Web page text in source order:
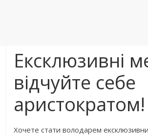
Ексклюзивні
відчуйте себе
аристократом!
Хочете стати володарем